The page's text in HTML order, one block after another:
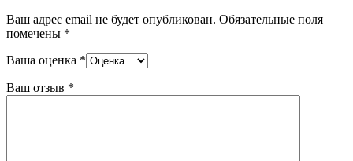
Ваш адрес email не будет опубликован. Обязательные поля
помечены *
Ваша оценка *
Ваш отзыв *